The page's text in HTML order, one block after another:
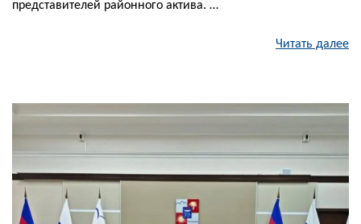
представителей районного актива. …
Читать далее